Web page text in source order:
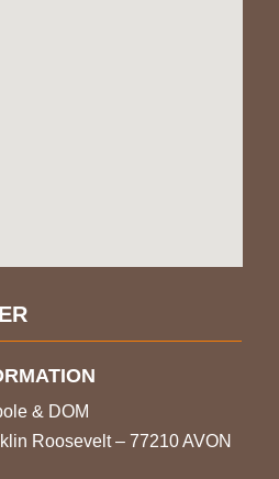
& DOM
Roosevelt – 77210 AVON